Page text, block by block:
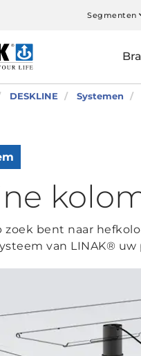
Segmenten
DESKLINE Systemen
zoek bent naar
van LINAK® uw